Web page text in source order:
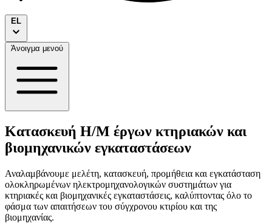
EL
Άνοιγμα μενού
Κατασκευή Η/Μ έργων κτηριακών και
βιομηχανικών εγκαταστάσεων
Αναλαμβάνουμε μελέτη, κατασκευή, προμήθεια και εγκατάσταση
ολοκληρωμένων ηλεκτρομηχανολογικών συστημάτων για
κτηριακές και βιομηχανικές εγκαταστάσεις, καλύπτοντας όλο το
φάσμα των απαιτήσεων του σύγχρονου κτιρίου και της
βιομηχανίας.